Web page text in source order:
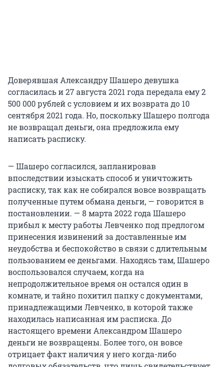
Доверявшая Александру Шашеро девушка
согласилась и 27 августа 2021 года передала ему 2
500 000 рублей с условием и их возврата до 10
сентября 2021 года. Но, поскольку Шашеро полгода
не возвращал деньги, она предложила ему
написать расписку.
— Шашеро согласился, запланировав
впоследствии изыскать способ и уничтожить
расписку, так как не собирался вовсе возвращать
полученные путем обмана деньги, — говорится в
постановлении. — 8 марта 2022 года Шашеро
прибыл к месту работы Левченко под предлогом
принесения извинений за доставленные им
неудобства и беспокойство в связи с длительным
пользованием ее деньгами. Находясь там, Шашеро
воспользовался случаем, когда на
непродолжительное время он остался один в
комнате, и тайно похитил папку с документами,
принадлежащими Левченко, в которой также
находилась написанная им расписка. До
настоящего времени Александром Шашеро
деньги не возвращены. Более того, он вовсе
отрицает факт наличия у него когда-либо